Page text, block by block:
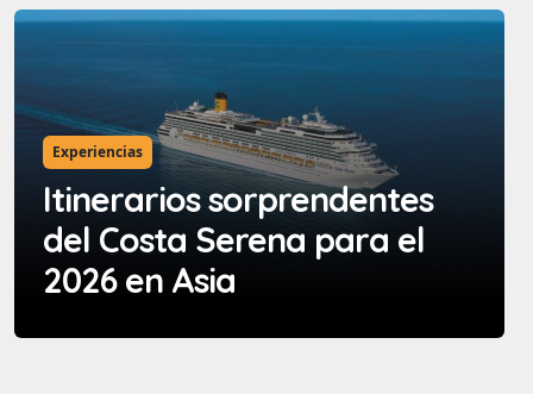
Experiencias
Itinerarios sorprendentes
del Costa Serena para el
2026 en Asia